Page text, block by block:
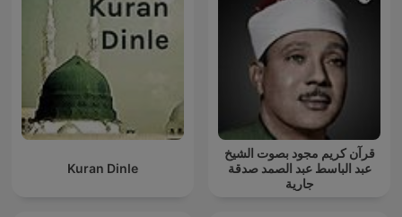
Kuran Dinle
قرآن كريم مجود بصوت الشيخ
عبد الباسط عبد الصمد صدقة
جارية